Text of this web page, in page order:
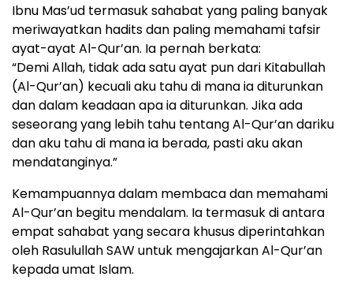
Ibnu Mas’ud termasuk sahabat yang paling banyak
meriwayatkan hadits dan paling memahami tafsir
ayat-ayat Al-Qur’an. Ia pernah berkata:
“Demi Allah, tidak ada satu ayat pun dari Kitabullah
(Al-Qur’an) kecuali aku tahu di mana ia diturunkan
dan dalam keadaan apa ia diturunkan. Jika ada
seseorang yang lebih tahu tentang Al-Qur’an dariku
dan aku tahu di mana ia berada, pasti aku akan
mendatanginya.”
Kemampuannya dalam membaca dan memahami
Al-Qur’an begitu mendalam. Ia termasuk di antara
empat sahabat yang secara khusus diperintahkan
oleh Rasulullah SAW untuk mengajarkan Al-Qur’an
kepada umat Islam.